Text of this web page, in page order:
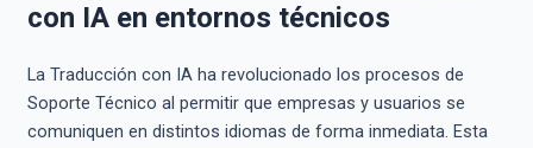
con IA en entornos técnicos
La Traducción con IA ha revolucionado los procesos de
Soporte Técnico al permitir que empresas y usuarios se
comuniquen en distintos idiomas de forma inmediata. Esta